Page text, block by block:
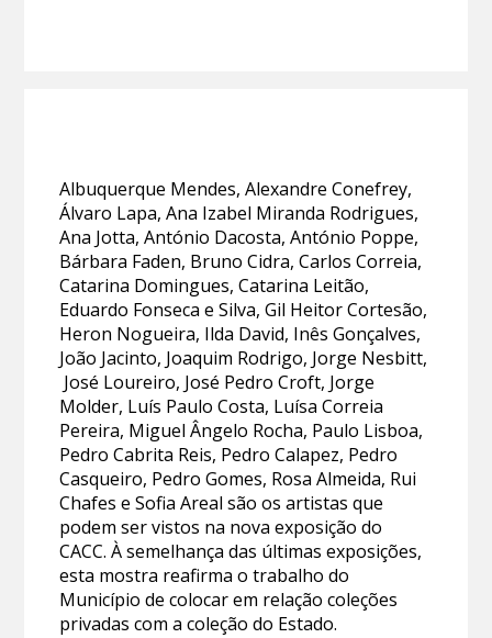
Albuquerque Mendes, Alexandre Conefrey,
Álvaro Lapa, Ana Izabel Miranda Rodrigues,
Ana Jotta, António Dacosta, António Poppe,
Bárbara Faden, Bruno Cidra, Carlos Correia,
Catarina Domingues, Catarina Leitão,
Eduardo Fonseca e Silva, Gil Heitor Cortesão,
Heron Nogueira, Ilda David, Inês Gonçalves,
João Jacinto, Joaquim Rodrigo, Jorge Nesbitt,
José Loureiro, José Pedro Croft, Jorge
Molder, Luís Paulo Costa, Luísa Correia
Pereira, Miguel Ângelo Rocha, Paulo Lisboa,
Pedro Cabrita Reis, Pedro Calapez, Pedro
Casqueiro, Pedro Gomes, Rosa Almeida, Rui
Chafes e Sofia Areal são os artistas que
podem ser vistos na nova exposição do
CACC. À semelhança das últimas exposições,
esta mostra reafirma o trabalho do
Município de colocar em relação coleções
privadas com a coleção do Estado.